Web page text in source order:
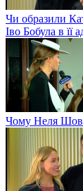
Чи образили
Іво Бобула в її
Чому Неля